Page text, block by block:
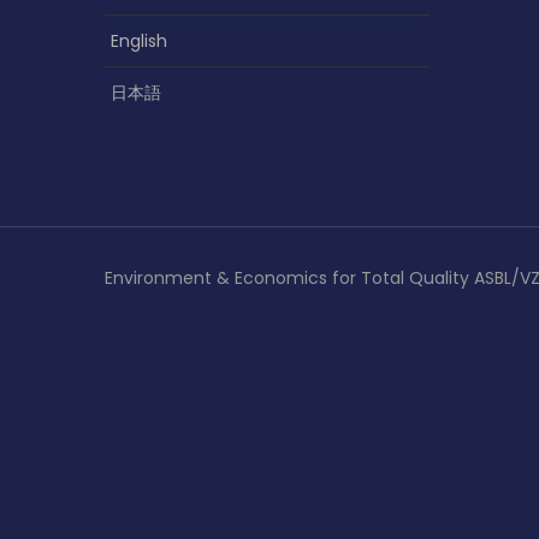
English
日本語
Environment & Economics for Total Quality ASBL/